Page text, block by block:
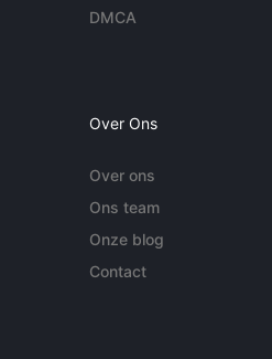
DMCA
Over Ons
Over ons
Ons team
Onze blog
Contact